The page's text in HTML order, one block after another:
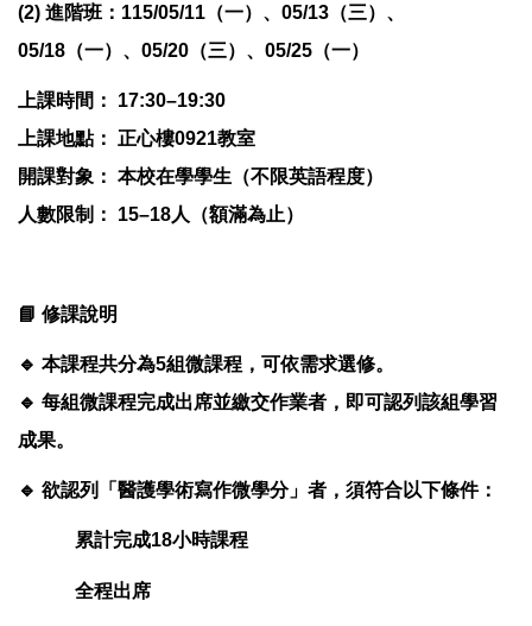
(2) 進階班：115/05/11（一）、05/13（三）、
05/18（一）、05/20（三）、05/25（一）
上課時間： 17:30–19:30
上課地點： 正心樓0921教室
開課對象： 本校在學學生（不限英語程度）
人數限制： 15–18人（額滿為止）
📘 修課說明
🔹 本課程共分為5組微課程，可依需求選修。
🔹 每組微課程完成出席並繳交作業者，即可認列該組學習
成果。
🔹 欲認列「醫護學術寫作微學分」者，須符合以下條件：
累計完成18小時課程
全程出席